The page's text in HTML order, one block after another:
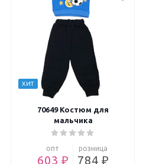
ХИТ
70649 Костюм для
мальчика
опт
603 ₽
розница
784 ₽